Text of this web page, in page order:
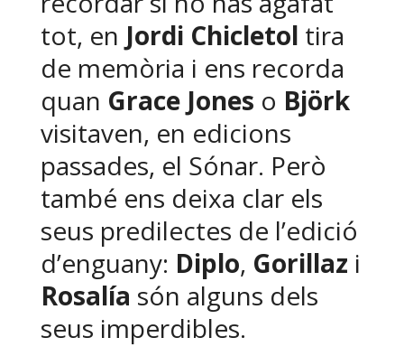
tot, en Jordi Chicletol tira
de memòria i ens recorda
quan Grace Jones o Björk
visitaven, en edicions
passades, el Sónar. Però
també ens deixa clar els
seus predilectes de l’edició
d’enguany: Diplo, Gorillaz i
Rosalía són alguns dels
seus imperdibles.